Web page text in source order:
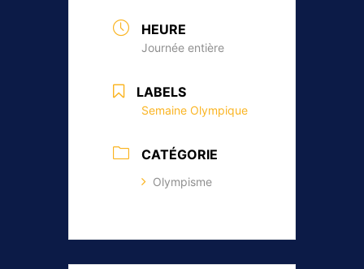
HEURE
Journée entière
LABELS
Semaine Olympique
CATÉGORIE
Olympisme